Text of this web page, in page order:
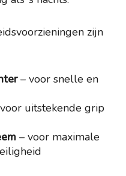
zijn
– voor snelle en
uitstekende grip
– voor maximale